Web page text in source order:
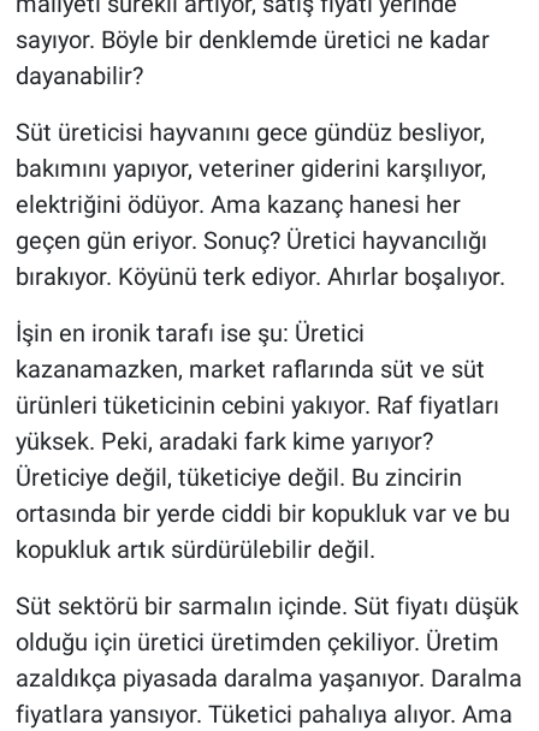
sayıyor. Böyle bir denklemde üretici ne kadar
dayanabilir?
Süt üreticisi hayvanını gece gündüz besliyor,
bakımını yapıyor, veteriner giderini karşılıyor,
elektriğini ödüyor. Ama kazanç hanesi her
geçen gün eriyor. Sonuç? Üretici hayvancılığı
bırakıyor. Köyünü terk ediyor. Ahırlar boşalıyor.
İşin en ironik tarafı ise şu: Üretici
kazanamazken, market raflarında süt ve süt
ürünleri tüketicinin cebini yakıyor. Raf fiyatları
yüksek. Peki, aradaki fark kime yarıyor?
Üreticiye değil, tüketiciye değil. Bu zincirin
ortasında bir yerde ciddi bir kopukluk var ve bu
kopukluk artık sürdürülebilir değil.
Süt sektörü bir sarmalın içinde. Süt fiyatı düşük
olduğu için üretici üretimden çekiliyor. Üretim
azaldıkça piyasada daralma yaşanıyor. Daralma
fiyatlara yansıyor. Tüketici pahalıya alıyor. Ama